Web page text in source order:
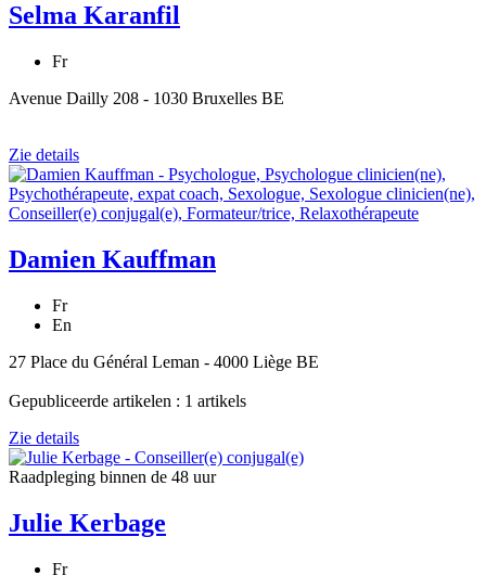
Selma Karanfil
Fr
Avenue Dailly 208 - 1030 Bruxelles BE
Zie details
Damien Kauffman
Fr
En
27 Place du Général Leman - 4000 Liège BE
Gepubliceerde artikelen : 1 artikels
Zie details
Raadpleging binnen de 48 uur
Julie Kerbage
Fr